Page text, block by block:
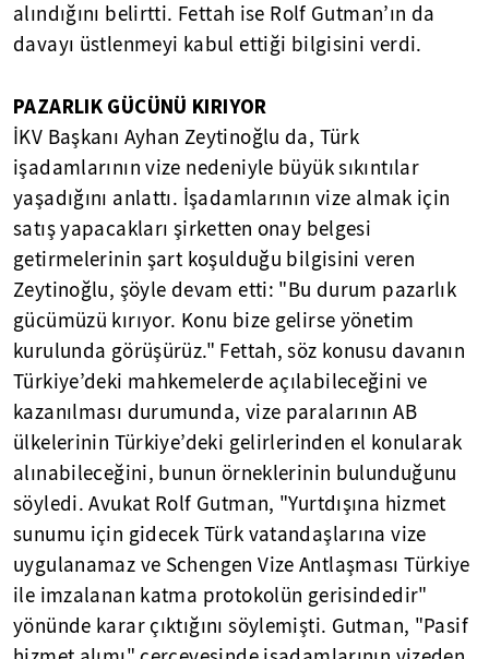
alındığını belirtti. Fettah ise Rolf Gutman’ın da
davayı üstlenmeyi kabul ettiği bilgisini verdi.
PAZARLIK GÜCÜNÜ KIRIYOR
İKV Başkanı Ayhan Zeytinoğlu da, Türk
işadamlarının vize nedeniyle büyük sıkıntılar
yaşadığını anlattı. İşadamlarının vize almak için
satış yapacakları şirketten onay belgesi
getirmelerinin şart koşulduğu bilgisini veren
Zeytinoğlu, şöyle devam etti: "Bu durum pazarlık
gücümüzü kırıyor. Konu bize gelirse yönetim
kurulunda görüşürüz." Fettah, söz konusu davanın
Türkiye’deki mahkemelerde açılabileceğini ve
kazanılması durumunda, vize paralarının AB
ülkelerinin Türkiye’deki gelirlerinden el konularak
alınabileceğini, bunun örneklerinin bulunduğunu
söyledi. Avukat Rolf Gutman, "Yurtdışına hizmet
sunumu için gidecek Türk vatandaşlarına vize
uygulanamaz ve Schengen Vize Antlaşması Türkiye
ile imzalanan katma protokolün gerisindedir"
yönünde karar çıktığını söylemişti. Gutman, "Pasif